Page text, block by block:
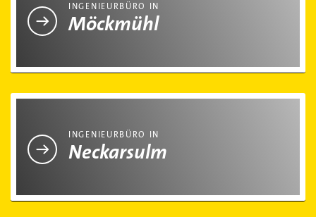
INGENIEURBÜRO IN
Möckmühl
INGENIEURBÜRO IN
Neckarsulm